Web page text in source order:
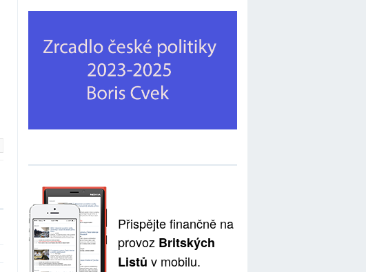
Přispějte finančně na
provoz Britských
Listů v mobilu.